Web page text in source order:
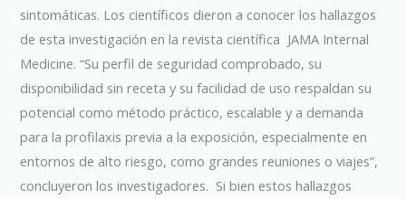
sintomáticas. Los científicos dieron a conocer los hallazgos
de esta investigación en la revista científica JAMA Internal
Medicine. “Su perfil de seguridad comprobado, su
disponibilidad sin receta y su facilidad de uso respaldan su
potencial como método práctico, escalable y a demanda
para la profilaxis previa a la exposición, especialmente en
entornos de alto riesgo, como grandes reuniones o viajes”,
concluyeron los investigadores. Si bien estos hallazgos